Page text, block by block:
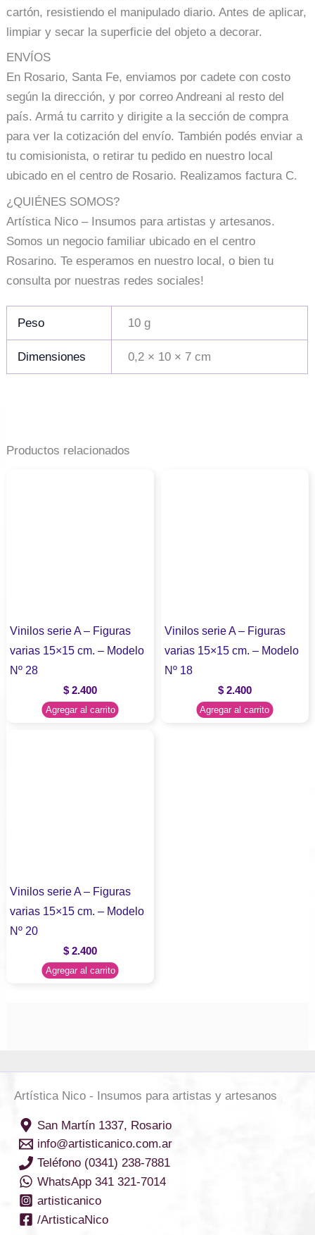
cartón, resistiendo el manipulado diario. Antes de aplicar,
limpiar y secar la superficie del objeto a decorar.
ENVÍOS
En Rosario, Santa Fe, enviamos por cadete con costo
según la dirección, y por correo Andreani al resto del
país. Armá tu carrito y dirigite a la sección de compra
para ver la cotización del envío. También podés enviar a
tu comisionista, o retirar tu pedido en nuestro local
ubicado en el centro de Rosario. Realizamos factura C.
¿QUIÉNES SOMOS?
Artística Nico – Insumos para artistas y artesanos.
Somos un negocio familiar ubicado en el centro
Rosarino. Te esperamos en nuestro local, o bien tu
consulta por nuestras redes sociales!
Peso 10 g
Dimensiones 0,2 × 10 × 7 cm
Productos relacionados
Vinilos serie A – Figuras
varias 15×15 cm. – Modelo
Nº 28
$ 2.400
Agregar al carrito
Vinilos serie A – Figuras
varias 15×15 cm. – Modelo
Nº 18
$2.400
Agregar al carrito
Vinilos serie A – Figuras
varias 15×15 cm. – Modelo
Nº 20
$ 2.400
Agregar al carrito
Artística Nico - Insumos para artistas y artesanos
San Martín 1337, Rosario
info@artisticanico.com.ar
Teléfono (0341) 238-7881
WhatsApp 341 321-7014
artisticanico
/ArtisticaNico